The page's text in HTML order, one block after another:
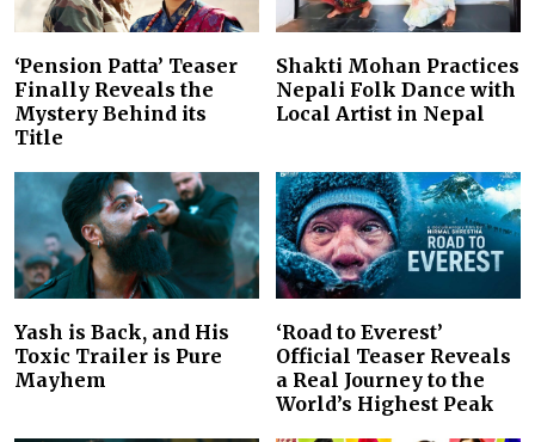
‘Pension Patta’ Teaser
Finally Reveals the
Mystery Behind its
Title
Shakti Mohan Practices
Nepali Folk Dance with
Local Artist in Nepal
Yash is Back, and His
Toxic Trailer is Pure
Mayhem
‘Road to Everest’
Official Teaser Reveals
a Real Journey to the
World’s Highest Peak